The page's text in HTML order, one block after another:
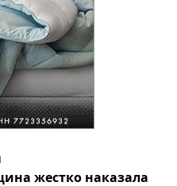
жестко наказала